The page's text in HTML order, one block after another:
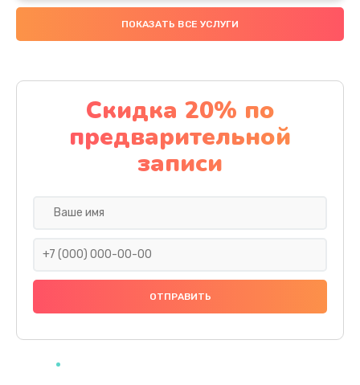
Замена аккумулятора
4000 руб.
Замена материнской платы
1100 руб.
Заказать
Замена праймера
1000 руб.
ПОКАЗАТЬ ВСЕ УСЛУГИ
Скидка 20% по
предварительной
записи